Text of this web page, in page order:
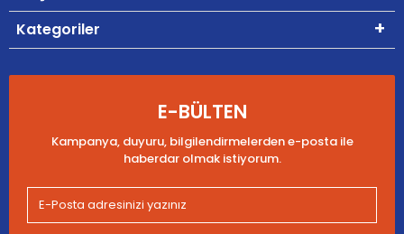
Kategoriler
E-BÜLTEN
Kampanya, duyuru, bilgilendirmelerden e-posta ile
haberdar olmak istiyorum.